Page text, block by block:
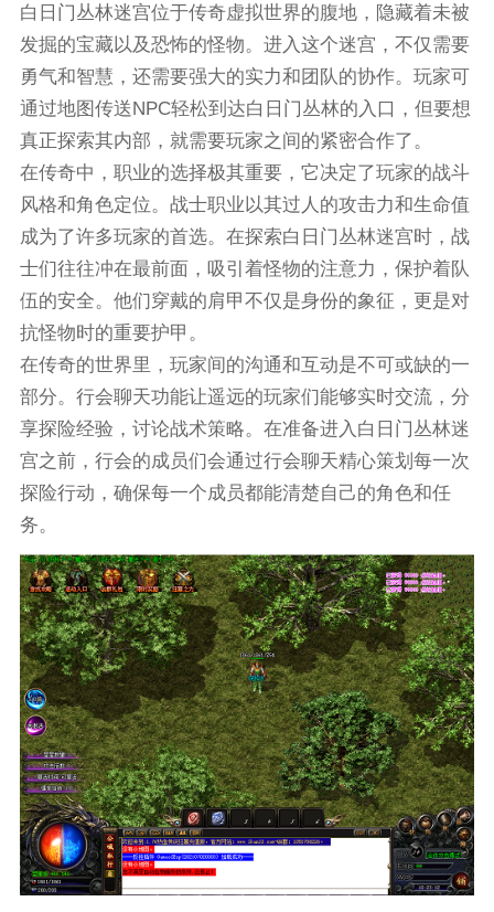
白日门丛林迷宫位于传奇虚拟世界的腹地，隐藏着未被
发掘的宝藏以及恐怖的怪物。进入这个迷宫，不仅需要
勇气和智慧，还需要强大的实力和团队的协作。玩家可
通过地图传送NPC轻松到达白日门丛林的入口，但要想
真正探索其内部，就需要玩家之间的紧密合作了。
在传奇中，职业的选择极其重要，它决定了玩家的战斗
风格和角色定位。战士职业以其过人的攻击力和生命值
成为了许多玩家的首选。在探索白日门丛林迷宫时，战
士们往往冲在最前面，吸引着怪物的注意力，保护着队
伍的安全。他们穿戴的肩甲不仅是身份的象征，更是对
抗怪物时的重要护甲。
在传奇的世界里，玩家间的沟通和互动是不可或缺的一
部分。行会聊天功能让遥远的玩家们能够实时交流，分
享探险经验，讨论战术策略。在准备进入白日门丛林迷
宫之前，行会的成员们会通过行会聊天精心策划每一次
探险行动，确保每一个成员都能清楚自己的角色和任
务。